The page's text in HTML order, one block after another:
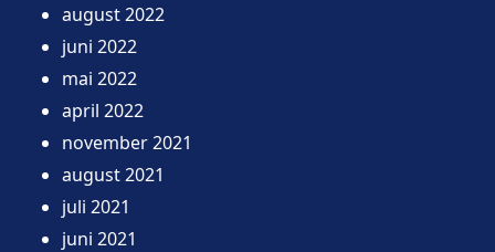
august 2022
juni 2022
mai 2022
april 2022
november 2021
august 2021
juli 2021
juni 2021